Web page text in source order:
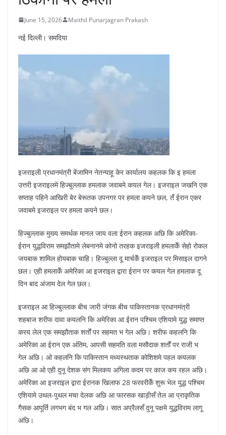
June 15, 2026 Maithil Punarjagran Prakash
नई दिल्ली। समदिया
इजराइली प्रधानमंत्री बेंजामिन नेतन्याहू केर कार्यालय कहलक कि इ हमला
उत्तरी इजराइलमे हिज्बुल्लाक हमलाक जवाबमे कयल गेल। इजराइल जखनि एक
सप्ताह पहिने आखिरी बेर बेरूतक उपनगर पर हमला कयने छल, तँ ईरान एकर
जवाबमे इजराइल पर हमला कयने छल।
हिज्बुल्लाक मुख्य समर्थक मानल जाय वला ईरान कहलक अछि कि अमेरिका-
ईरान युद्धविराम समझौतामे लेबनानमे कोनो तरहक इजराइली हमलाकेँ सेहो रोकल
जयबाक शामिल होयबाक चाहि। हिज्बुल्ला दू मार्चकेँ इजराइल पर मिसाइल दागने
छल। एही हमलाकेँ अमेरिका आ इजराइल द्वारा ईरान पर कयल गेल हमलाक दू
दिन बाद अंजाम देल गेल छल।
इजराइल आ हिज्बुल्लाक बीच जारी जंगक बीच पाकिस्तानक प्रधानमंत्री
शहबाज शरीफ दावा कयलनि कि अमेरिका आ ईरान पश्चिम एशियामे युद्ध समाप्त
करय लेल एक समझौताक शर्तों पर सहमत भ गेल अछि। शरीफ कहलनि कि
अमेरिका आ ईरान एक अंतिम, आपसी सहमति वला मसौदाक शर्तों पर राजी भ
गेल अछि। ओ कहलनि कि पाकिस्तान मध्यस्थताक कोशिशमे पहल कयलक
अछि आ ओ एही दुनू देशक संग मिलकय अगिला कदम पर काज कय रहल अछि।
अमेरिका आ इजराइल द्वारा ईरानक खिलाफ 28 फरवरीकेँ शुरू भेल युद्ध पश्चिम
एशियामे उथल-पुथल मचा देलक अछि आ फारसक खाड़ीसँ तेल आ प्राकृतिक
गैसक आपूर्ति लगभग बंद भ गल अछि। सात अप्रैलसँ दुनू पक्षमे युद्धविराम लागू
अछि।